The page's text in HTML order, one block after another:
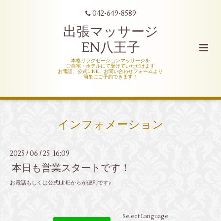
042-649-8589
出張マッサージ
EN八王子
本格リラクゼーションマッサージを
ご自宅・ホテルにて受けていただけます
お電話、公式LINE、お問い合わせフォームより
簡単にご予約できます！
インフォメーション
2025 / 06 /25 16:09
本日も営業スタートです！
お電話もしくは公式LINEからが便利です♪
Select Language